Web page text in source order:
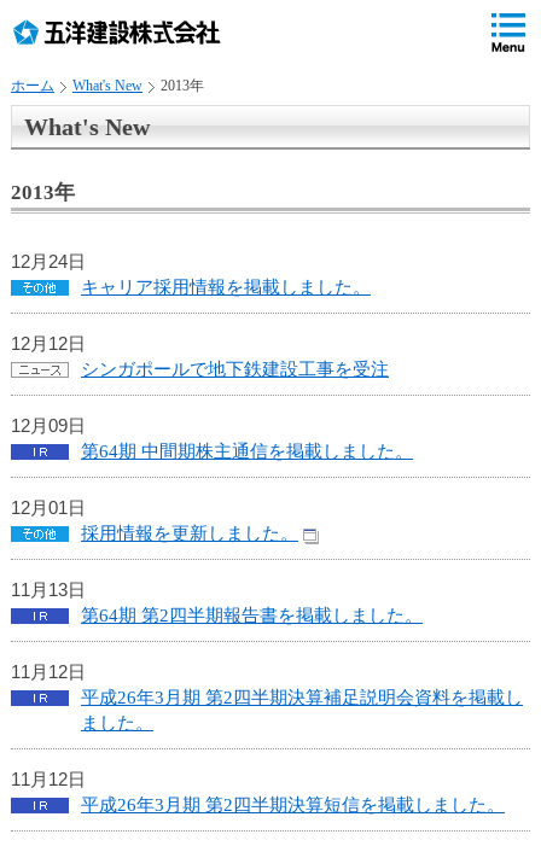
ー
の
す
ー
内
の
リ
ク
す
サ
イ
ト
内
共
ニ
ュ
へ
移
動
し
ま
ヘ
ッ
ダ
の
ジ
ホーム What's New 2013年
ペ
で
What's New
2013年
12月24日
キャリア採用情報を掲載しました。
12月12日
シンガポールで地下鉄建設工事を受注
12月09日
第64期 中間期株主通信を掲載しました。
12月01日
採用情報を更新しました。
11月13日
第64期 第2四半期報告書を掲載しました。
11月12日
平成26年3月期 第2四半期決算補足説明会資料を掲載し
ました。
11月12日
平成26年3月期 第2四半期決算短信を掲載しました。
ー
の
で
す
ー
の
戻
る